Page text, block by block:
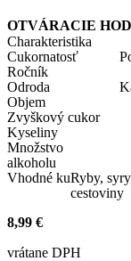
OTVÁRACIE
Charakteristika
Cukornatosť
Ročník
Odroda
Objem
Zvyškový cukor
Kyseliny
Množstvo
alkoholu
Vhodné kuRyby,
cestoviny
8,99 €
vrátane DPH